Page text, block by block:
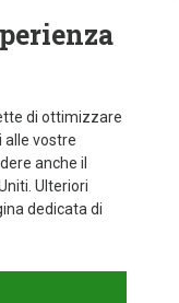
di ottimizzare
alle vostre
anche il
Ulteriori
dedicata di